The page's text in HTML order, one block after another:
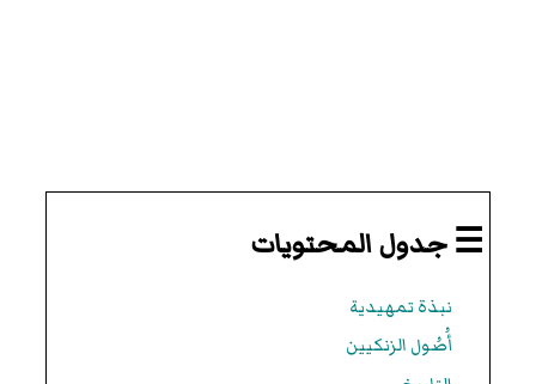
☰ جدول المحتويات
نبذة تمهيدية
أُصُول الزنكيين